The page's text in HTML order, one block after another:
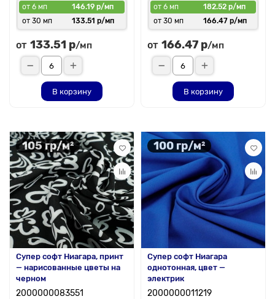
от 6 мп
146.19 р/мп
от 30 мп
133.51 р/мп
от 133.51 р/мп
В корзину
от 6 мп
182.52 р/мп
от 30 мп
166.47 р/мп
от 166.47 р/мп
В корзину
105 гр/м²
Супер софт Ниагара, принт
— нарисованные цветы на
черном
2000000083551
100 гр/м²
Супер софт Ниагара
однотонная, цвет —
электрик
2000000011219